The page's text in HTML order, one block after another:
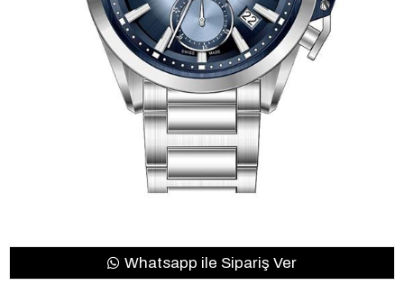
Whatsapp ile Sipariş Ver